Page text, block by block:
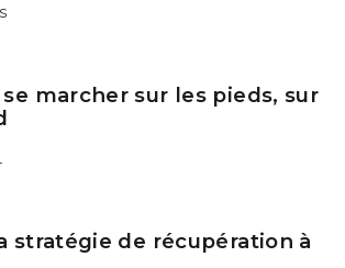
se marcher sur les pieds, sur
stratégie de récupération à